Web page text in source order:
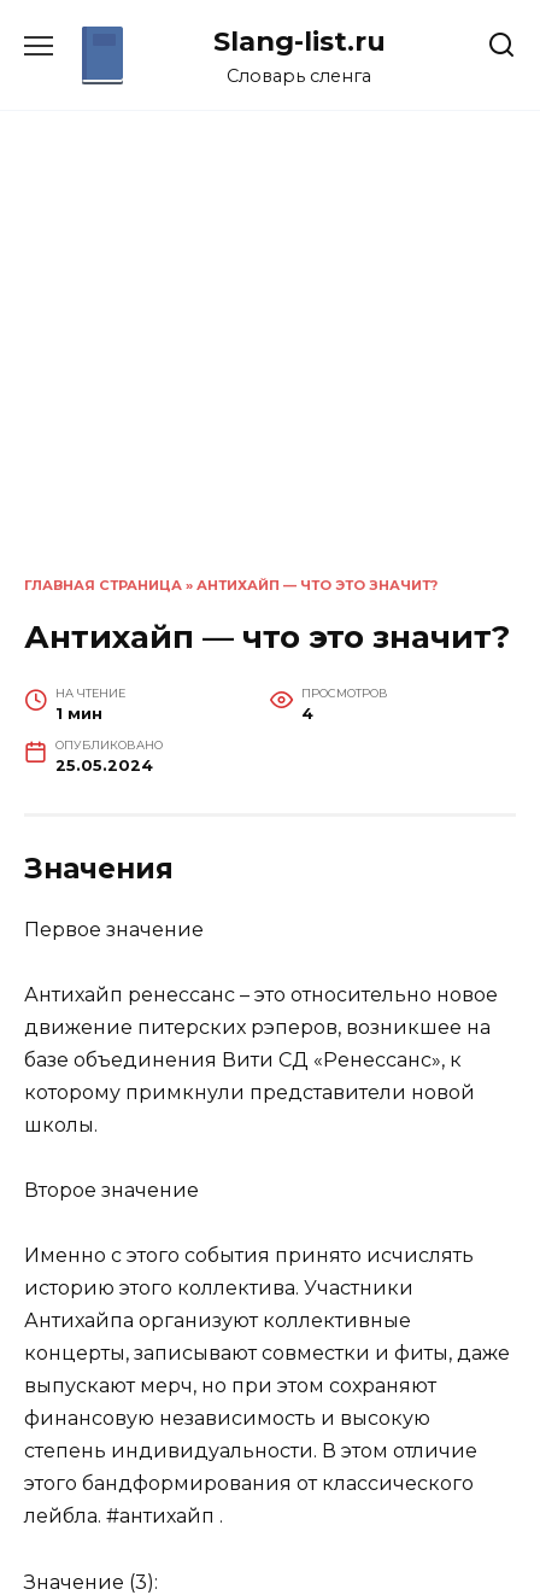
Slang-list.ru
Словарь сленга
ГЛАВНАЯ СТРАНИЦА » АНТИХАЙП — ЧТО ЭТО ЗНАЧИТ?
Антихайп — что это значит?
НА ЧТЕНИЕ
1 мин
ПРОСМОТРОВ
4
ОПУБЛИКОВАНО
25.05.2024
Значения
Первое значение
Антихайп ренессанс – это относительно новое
движение питерских рэперов, возникшее на
базе объединения Вити СД «Ренессанс», к
которому примкнули представители новой
школы.
Второе значение
Именно с этого события принято исчислять
историю этого коллектива. Участники
Антихайпа организуют коллективные
концерты, записывают совместки и фиты, даже
выпускают мерч, но при этом сохраняют
финансовую независимость и высокую
степень индивидуальности. В этом отличие
этого бандформирования от классического
лейбла. #антихайп .
Значение (3):